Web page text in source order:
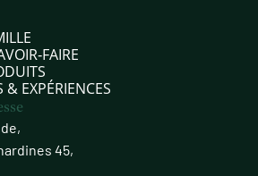
EXPÉRIENCES
45,